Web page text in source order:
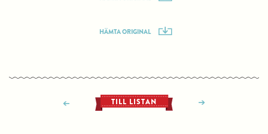
HÄMTA ORIGINAL
TILL LISTAN